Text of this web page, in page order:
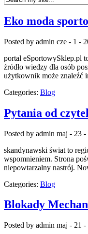
Eko moda
Posted by admin cze - 1 -
portal eSportowySklep.pl
źródło wiedzy dla osób
użytkownik może znaleźć
Categories: Blog
Pytania od
Posted by admin maj - 23 -
skandynawski świat to
wspomnieniem. Strona
niepowtarzalny nastrój.
Categories: Blog
Blokady
Posted by admin maj - 21 -